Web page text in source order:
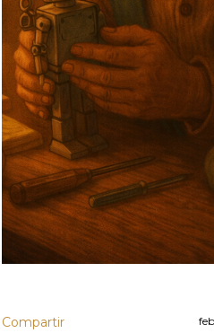
Compartir